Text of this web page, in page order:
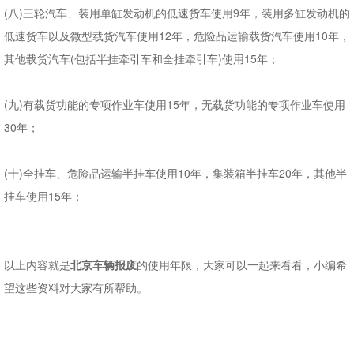
(八)三轮汽车、装用单缸发动机的低速货车使用9年，装用多缸发动机的
低速货车以及微型载货汽车使用12年，危险品运输载货汽车使用10年，
其他载货汽车(包括半挂牵引车和全挂牵引车)使用15年；
(九)有载货功能的专项作业车使用15年，无载货功能的专项作业车使用
30年；
(十)全挂车、危险品运输半挂车使用10年，集装箱半挂车20年，其他半
挂车使用15年；
以上内容就是北京车辆报废的使用年限，大家可以一起来看看，小编希
望这些资料对大家有所帮助。